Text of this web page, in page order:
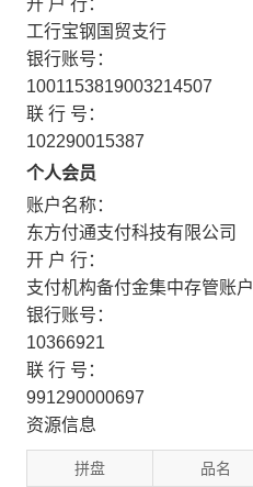
开 户 行：
工行宝钢国贸支行
银行账号：
1001153819003214507
联 行 号：
102290015387
个人会员
账户名称：
东方付通支付科技有限公司
开 户 行：
支付机构备付金集中存管账户
银行账号：
10366921
联 行 号：
991290000697
资源信息
拼盘 品名